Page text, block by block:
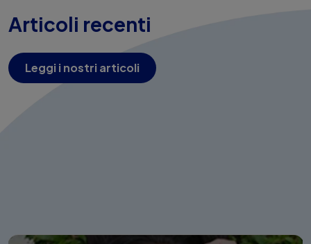
Articoli recenti
Leggi i nostri articoli